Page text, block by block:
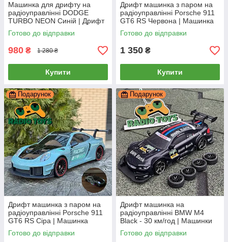
Машинка для дрифту на
радіоуправлінні DODGE
TURBO NEON Синій | Дрифт
машинки на пульті
управління | Дрифтова
машина на радіокерува
Готово до відправки
980 ₴ 1 280 ₴
Купити
Дрифт машинка з паром на
радіоуправлінні Porsche 911
GT6 RS Червона | Машинка
Порш для дрифту на пульті з
димом
Готово до відправки
1 350 ₴
Купити
Подарунок
Дрифт машинка з паром на
радіоуправлінні Porsche 911
GT6 RS Сіра | Машинка
Порш для дрифту на пульті з
димом
Готово до відправки
Подарунок
Дрифт машинка на
радіоуправлінні BMW M4
Black - 30 км/год | Машинки
для дрифту на пульті
управління Дрифт машина
Готово до відправки